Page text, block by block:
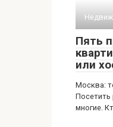
Пять
или
Москва:
Посетить
многие.